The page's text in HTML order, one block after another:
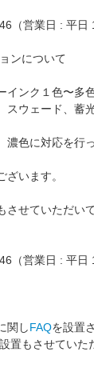
（営業日 : 平日
ンについて
インク１色〜多
スウェード、蓄
色に対応を行
ざいます。
させていただい
（営業日 : 平日
関しFAQを設置
置もさせていた